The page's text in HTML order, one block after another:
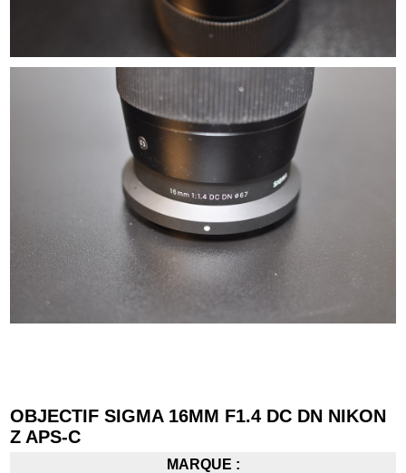
OBJECTIF SIGMA 16MM F1.4 DC DN NIKON
Z APS-C
MARQUE :